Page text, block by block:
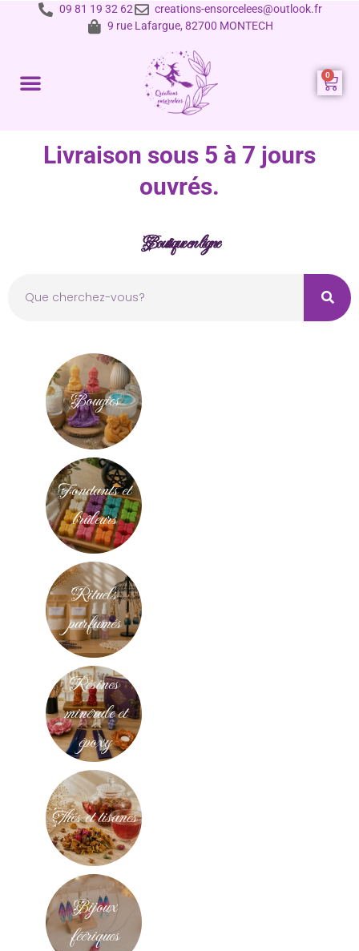
09 81 19 32 62
creations-ensorcelees@outlook.fr
9 rue Lafargue, 82700 MONTECH
Livraison sous 5 à 7 jours
ouvrés.
Boutique en ligne
Bougies
Fondants et
brûleurs
Rituels
parfumés
Résines
minérale et
époxy
Thés et tisanes
Bijoux
féériques